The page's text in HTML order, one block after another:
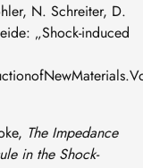
N. Schreiter, D.
„Shock-induced
The Impedance
in the Shock-